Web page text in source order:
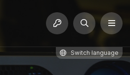
Switch language